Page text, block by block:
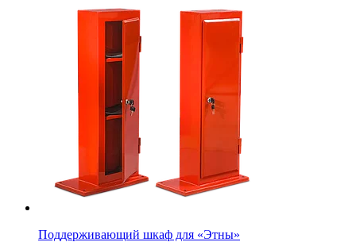
Поддерживающий шкаф для «Этны»